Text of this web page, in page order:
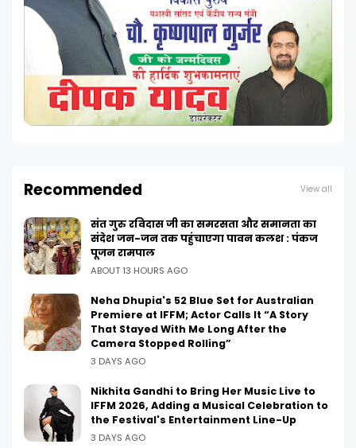
Recommended View all
संत गुरु रविदास जी का समरसता और समानता का
संदेश जन-जन तक पहुंचाएगा पावन कलश : पंकज
पूजन रामपाल
ABOUT 13 HOURS AGO
Neha Dhupia's 52 Blue Set for Australian
Premiere at IFFM; Actor Calls It “A Story
That Stayed With Me Long After the
Camera Stopped Rolling”
3 DAYS AGO
Nikhita Gandhi to Bring Her Music Live to
IFFM 2026, Adding a Musical Celebration to
the Festival's Entertainment Line-Up
3 DAYS AGO